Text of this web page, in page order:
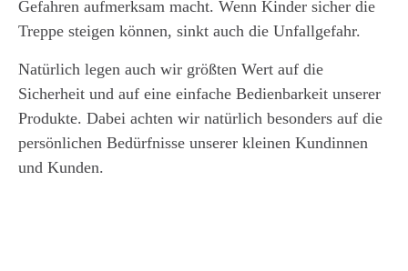
Gefahren aufmerksam macht. Wenn Kinder sicher die
Treppe steigen können, sinkt auch die Unfallgefahr.
Natürlich legen auch wir größten Wert auf die
Sicherheit und auf eine einfache Bedienbarkeit unserer
Produkte. Dabei achten wir natürlich besonders auf die
persönlichen Bedürfnisse unserer kleinen Kundinnen
und Kunden.